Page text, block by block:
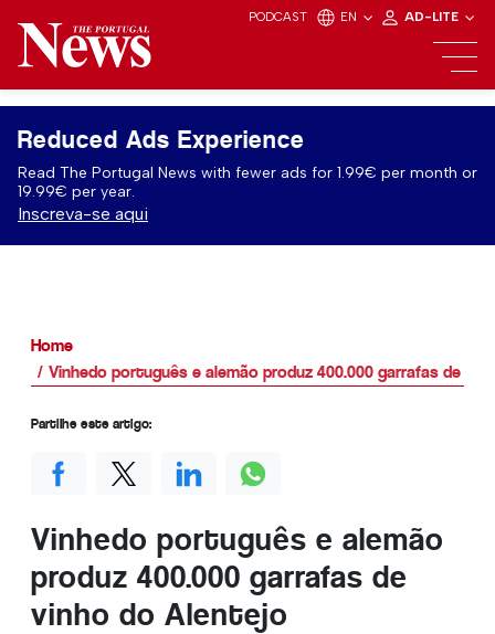
PODCAST EN AD-LITE
Reduced Ads Experience
Read The Portugal News with fewer ads for 1.99€ per month or
19.99€ per year.
Inscreva-se aqui
Home
Vinhedo português e alemão produz 400.000 garrafas de
Vinhedo português e alemão
produz 400.000 garrafas de
vinho do Alentejo
Partilhe este artigo: